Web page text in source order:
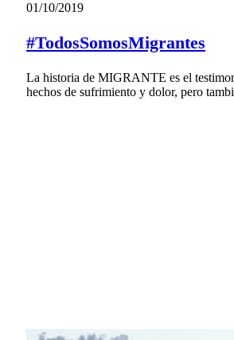
01/10/2019
#TodosSomosMigrantes
La historia de MIGRANTE es el
hechos de sufrimiento y dolor, pero